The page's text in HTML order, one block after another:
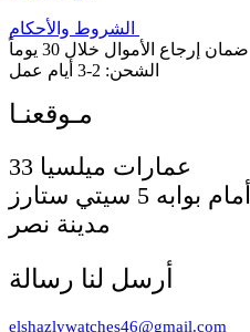
الشروط والأحكام
ضمان إرجاع الأموال خلال 30 يوماً
الشحن: 2-3 أيام عمل
أمام بوابه 5 سيتي ستارز
مدينة نصر
أرسل لنا رسالة
elshazlywatches46@gmail.com